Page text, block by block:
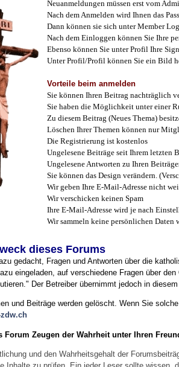
Neuanmeldungen müssen erst vom
Nach dem Anmelden wird Ihnen das
Dann können sie sich unter Member
Nach dem Einloggen können Sie Ihre
Ebenso können Sie unter Profil Ihre
Unter Profil/Profil können Sie ein Bild
Vorteile beim anmelden
Sie können Ihren Beitrag nachträglich
Sie haben die Möglichkeit unter einer
Zu diesem Beitrag (Neues Thema)
Löschen Ihrer Themen können nur
Die Registrierung ist kostenlos
Ungelesene Beiträge seit Ihrem letzten
Ungelesene Antworten zu Ihren
Sie können das Design verändern.
Wir geben Ihre E-Mail-Adresse nicht
Wir verschicken keinen Spam
Ihre E-Mail-Adresse wird je nach
Wir sammeln keine persönlichen Daten
dieses Forums
gedacht, Fragen und Antworten über die
eingeladen, auf verschiedene Fragen über
Der Betreiber übernimmt jedoch in
und Beiträge werden gelöscht. Wenn Sie
Forum Zeugen der Wahrheit unter Ihren
und den Wahrheitsgehalt der